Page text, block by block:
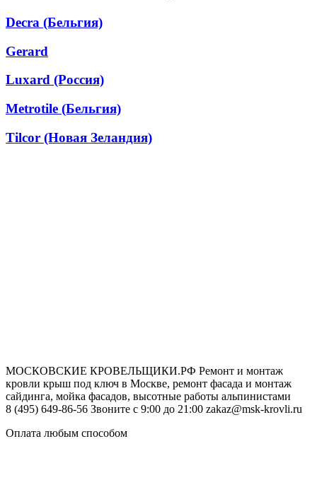
Decra (Бельгия)
Gerard
Luxard (Россия)
Metrotile (Бельгия)
Tilcor (Новая Зеландия)
МОСКОВСКИЕ КРОВЕЛЬЩИКИ.РФ Ремонт и монтаж
кровли крыш под ключ в Москве, ремонт фасада и монтаж
сайдинга, мойка фасадов, высотные работы альпинистами
8 (495) 649-86-56 Звоните с 9:00 до 21:00 zakaz@msk-krovli.ru
Оплата любым способом